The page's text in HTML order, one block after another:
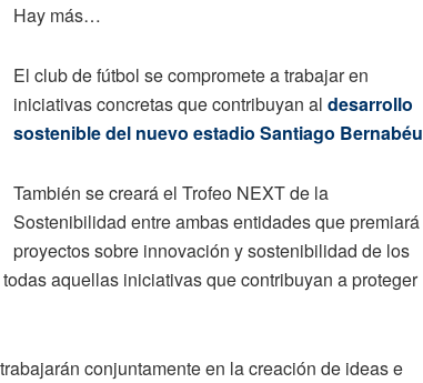
Hay más…
El club de fútbol se compromete a trabajar en
iniciativas concretas que contribuyan al desarrollo
sostenible del nuevo estadio Santiago Bernabéu
También se creará el Trofeo NEXT de la
Sostenibilidad entre ambas entidades que premiará
proyectos sobre innovación y sostenibilidad de los
aquellas iniciativas que contribuyan a proteger
conjuntamente en la creación de ideas e